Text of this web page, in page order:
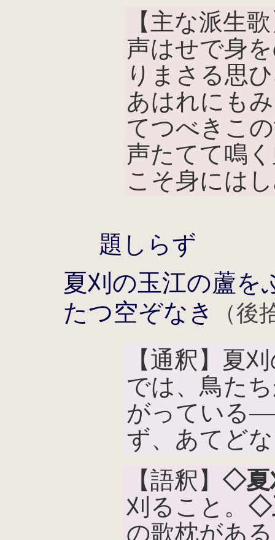
【主な派生
声はせで身
りまさる思
あはれにも
てつべきこ
声たてて鳴
こそ身には
題しらず
夏刈の玉江の蘆を
たつ空ぞなき
（後
【通釈】夏
では、鳥た
がっている
ず、あてど
【語釈】 ◇夏
刈ること。 ◇
の歌枕があ